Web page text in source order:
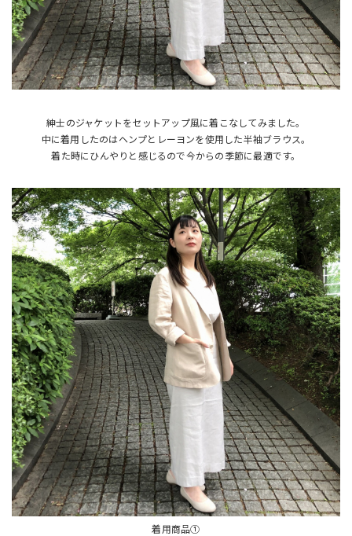
紳士のジャケットをセットアップ風に着こなしてみました。
中に着用したのはヘンプとレーヨンを使用した半袖ブラウス。
着た時にひんやりと感じるので今からの季節に最適です。
着用商品①